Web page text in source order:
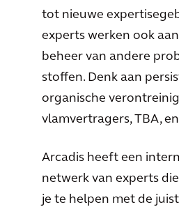
tot nieuwe
experts werken ook
beheer van andere
stoffen. Denk aan
organische
vlamvertragers, TBA,
Arcadis heeft een
netwerk van experts
je te helpen met de